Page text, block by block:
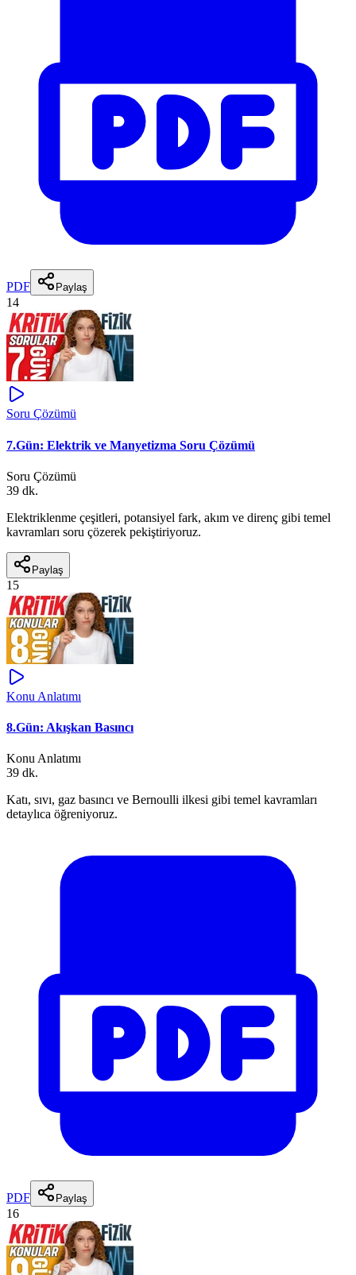
PDF Paylaş
14
Soru Çözümü
7.Gün: Elektrik ve Manyetizma Soru Çözümü
Soru Çözümü
39 dk.
Elektriklenme çeşitleri, potansiyel fark, akım ve direnç gibi temel
kavramları soru çözerek pekiştiriyoruz.
Paylaş
15
Konu Anlatımı
8.Gün: Akışkan Basıncı
Konu Anlatımı
39 dk.
Katı, sıvı, gaz basıncı ve Bernoulli ilkesi gibi temel kavramları
detaylıca öğreniyoruz.
PDF Paylaş
16